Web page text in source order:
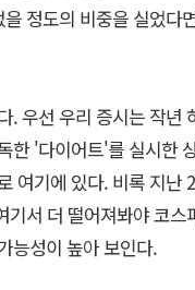
정도의 비중을 실었다
. 우선 우리 증시는 작년
한 '다이어트'를 실시한
여기에 있다. 비록 지난
서 더 떨어져봐야 코스
능성이 높아 보인다.